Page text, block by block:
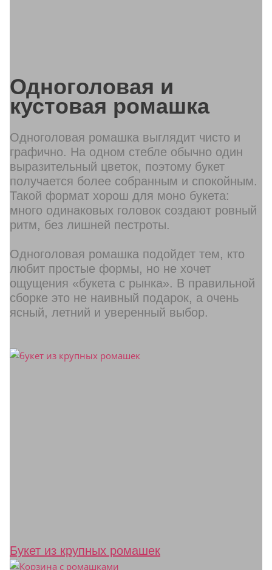
Одноголовая и
кустовая ромашка
Одноголовая ромашка выглядит чисто и
графично. На одном стебле обычно один
выразительный цветок, поэтому букет
получается более собранным и спокойным.
Такой формат хорош для моно букета:
много одинаковых головок создают ровный
ритм, без лишней пестроты.
Одноголовая ромашка подойдет тем, кто
любит простые формы, но не хочет
ощущения «букета с рынка». В правильной
сборке это не наивный подарок, а очень
ясный, летний и уверенный выбор.
Букет из крупных ромашек